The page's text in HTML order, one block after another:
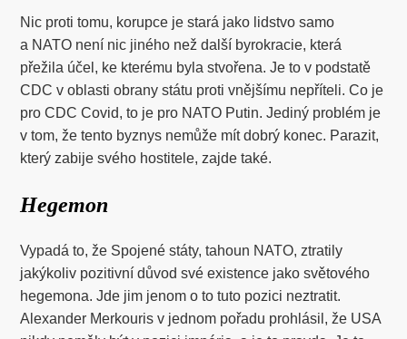
Nic proti tomu, korupce je stará jako lidstvo samo
a NATO není nic jiného než další byrokracie, která
přežila účel, ke kterému byla stvořena. Je to v podstatě
CDC v oblasti obrany státu proti vnějšímu nepříteli. Co je
pro CDC Covid, to je pro NATO Putin. Jediný problém je
v tom, že tento byznys nemůže mít dobrý konec. Parazit,
který zabije svého hostitele, zajde také.
Hegemon
Vypadá to, že Spojené státy, tahoun NATO, ztratily
jakýkoliv pozitivní důvod své existence jako světového
hegemona. Jde jim jenom o to tuto pozici neztratit.
Alexander Merkouris v jednom pořadu prohlásil, že USA